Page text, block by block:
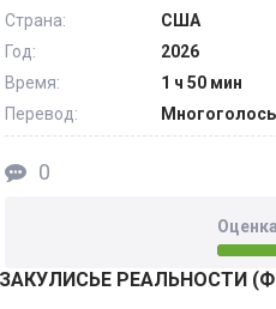
Страна:
США
Год:
2026
Время:
1 ч 50 мин
Перевод:
0
РЕАЛЬНОСТИ